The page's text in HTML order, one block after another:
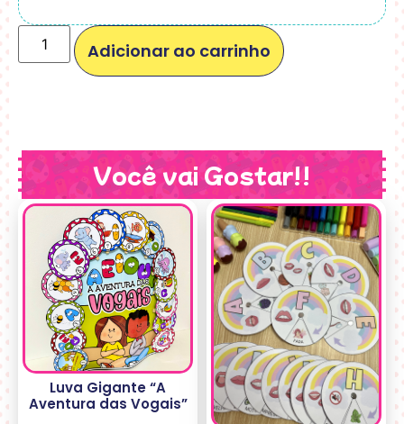
Adicionar ao carrinho
Você vai Gostar!!
Luva Gigante “A
Aventura das Vogais”